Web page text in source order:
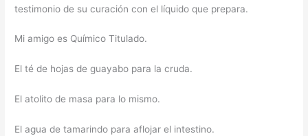
testimonio de su curación con el líquido que prepara.
Mi amigo es Químico Titulado.
El té de hojas de guayabo para la cruda.
El atolito de masa para lo mismo.
El agua de tamarindo para aflojar el intestino.